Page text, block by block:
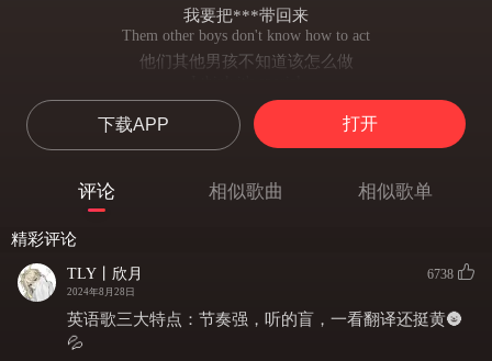
我要把***带回来
Them other boys don't know how to act
他们其他男孩不知道该怎么做
我觉得这很特别
what's behind your back
你的背后是什么
转身，我会收拾残局
You see these shackles baby I'm your slave
下载APP 打开
评论 相似歌曲 相似歌单
精彩评论
TLY丨欣月
2024年8月28日
6738
英语歌三大特点：节奏强，听的盲，一看翻译还挺黄🌚
💦